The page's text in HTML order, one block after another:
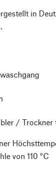
in
/ Trockner
von 110 °C